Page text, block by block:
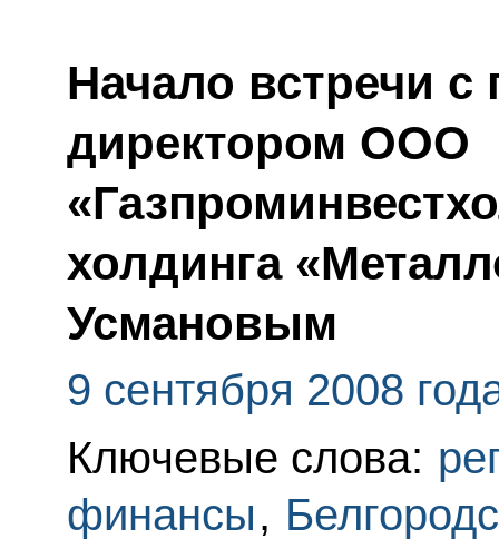
Начало встречи
директором ООО
холдинга
Усмановым
9 сентября 2008
Ключевые слова:
финансы,